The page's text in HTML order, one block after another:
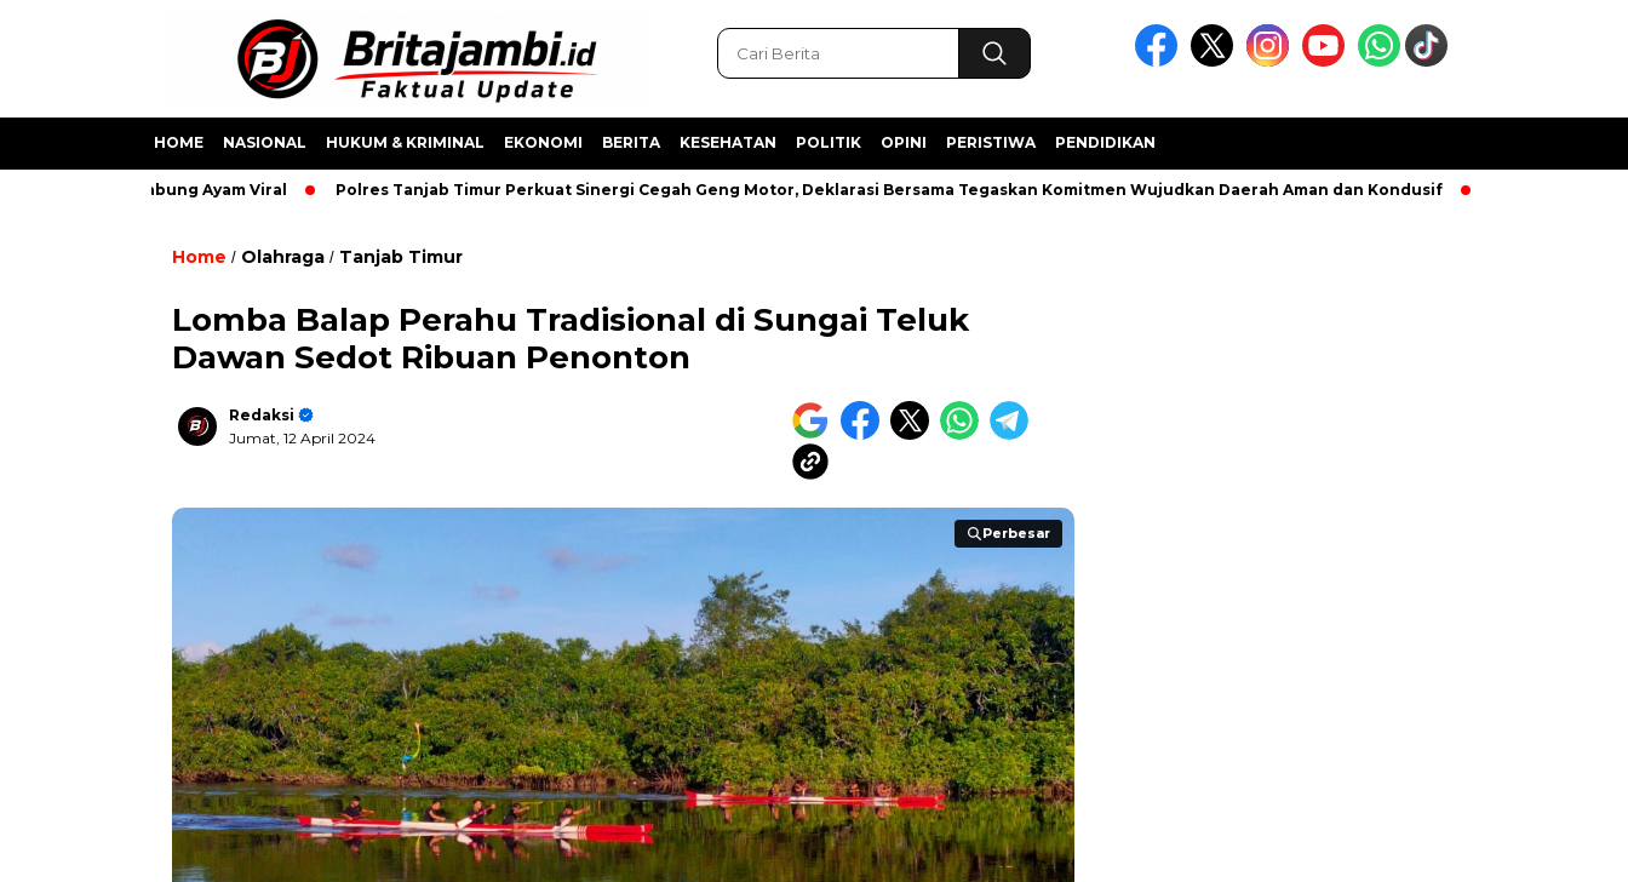
HOME NASIONAL HUKUM & KRIMINAL EKONOMI BERITA KESEHATAN POLITIK OPINI PERISTIWA PENDIDIKAN
Sabung Ayam Viral Polres Tanjab Timur Perkuat Sinergi Cegah Geng Motor, Deklarasi Bersama Tegaskan Komitmen Wujudkan Daerah Aman dan Kondusif Kecamatan Muara Sabak
Home / Olahraga / Tanjab Timur
Lomba Balap Perahu Tradisional di Sungai Teluk
Dawan Sedot Ribuan Penonton
Redaksi
Jumat, 12 April 2024
Perbesar
Perbesar